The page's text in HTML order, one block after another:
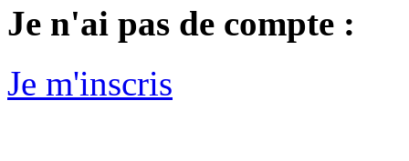
Je n'ai pas de compte :
Je m'inscris